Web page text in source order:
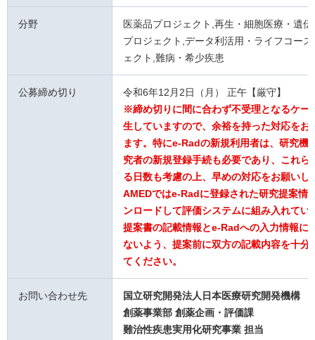
分野
医薬品プロジェクト,再生・細胞医療・遺
プロジェクト,データ利活用・ライフコー
ェクト,難病・希少疾患
公募締め切り
令和6年12月2日（月） 正午【厳守】
※締め切りに間に合わず不受理となるケー
生していますので、余裕を持った対応をお
ます。特にe-Radの新規利用者は、研究機
究者の新規登録手続も必要であり、これら
る日数も考慮の上、早めの対応をお願いし
AMEDではe-Radに登録された研究提案情
ンロードして評価システムに組み入れてい
提案書の記載情報とe-Radへの入力情報に
ないよう、提案前に双方の記載内容を十分
てください。
お問い合わせ先
国立研究開発法人日本医療研究開発機構
創薬事業部 創薬企画・評価課
難治性疾患実用化研究事業 担当